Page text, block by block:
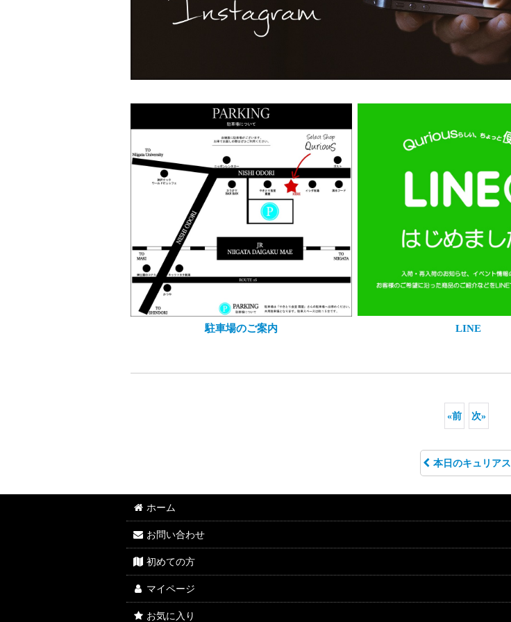
駐車場のご案内 LINE
«前 次»
本日のキュリアス
ホーム
お問い合わせ
初めての方
マイページ
お気に入り